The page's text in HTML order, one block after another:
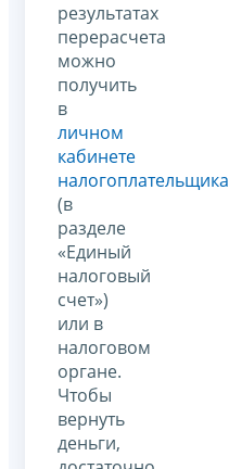
результатах
перерасчета
можно
получить
в
личном
кабинете
налогоплательщика
(в
разделе
«Единый
налоговый
счет»)
или в
налоговом
органе.
Чтобы
вернуть
деньги,